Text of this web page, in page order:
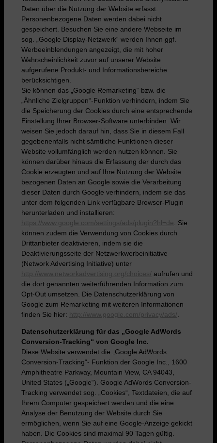
Daten über die Nutzung der Website erfasst.
Personenbezogene Daten werden dabei nicht
gespeichert. Besuchen Sie eine andere Webseite im
sog. „Google Display-Netzwerk“ werden Ihnen ggf.
Werbeeinblendungen angezeigt, die mit hoher
Wahrscheinlichkeit zuvor auf unserer Website
aufgerufene Produkt- und Informationsbereiche
berücksichtigen.
Sie können das „Google Remarketing“ bzw. die
„Ähnliche Zielgruppen“-Funktion verhindern, indem Sie
die Speicherung der Cookies durch eine entsprechende
Einstellung Ihrer Browser-Software unterbinden. Wir
weisen Sie jedoch darauf hin, dass Sie in diesem Fall
gegebenenfalls nicht sämtliche Funktionen dieser
Website vollumfänglich werden nutzen können. Sie
können darüber hinaus die Erfassung der durch das
Cookie erzeugten und auf Ihre Nutzung der Website
bezogenen Daten an Google sowie die Verarbeitung
dieser Daten durch Google verhindern, indem sie das
unter dem folgenden Link verfügbare Browser-Plugin
herunterladen und installieren:
https://www.google.com/settings/ads/plugin?hl=de. Sie
können zudem die Verwendung von Cookies durch
Drittanbieter deaktivieren, indem sie die
Deaktivierungsseite der Netzwerkwerbeinitiative
(Network Advertising Initiative) unter
http://www.networkadvertising.org/choices/ aufrufen und
die dort genannten weiterführenden Information zum
Opt-Out umsetzen. Die Datenschutzerklärung von
Google zum Remarketing mit weiteren Informationen
finden Sie hier: http://www.google.com/privacy/ads/.
Datenschutzerklärung für das „Google AdWords
Conversion-Tracking“ von Google Inc.
Diese Website verwendet die „Google AdWords
Conversion-Tracking“- Funktion der Google Inc., 1600
Amphitheatre Parkway, Mountain View, CA 94043,
United States („Google“). Google AdWords Conversion-
Tracking verwendet sog. „Cookies“, Textdateien, die auf
Ihrem Computer gespeichert werden und die eine
Analyse der Benutzung der Website durch Sie
ermöglichen, wenn Sie auf eine Google-Anzeige gekickt
haben. Die Cookies sind maximal 90 Tagen gültig.